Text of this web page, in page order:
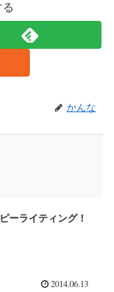
かんな
ライティング！
2014.06.13